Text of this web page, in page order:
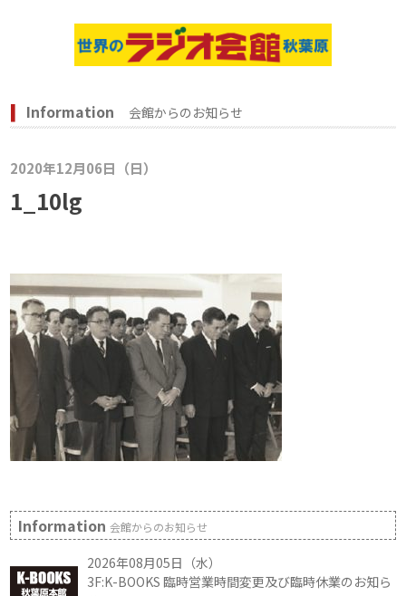
Information 会館からのお知らせ
2020年12月06日（日）
1_10lg
Information会館からのお知らせ
2026年08月05日（水）
3F:K-BOOKS 臨時営業時間変更及び臨時休業のお知ら